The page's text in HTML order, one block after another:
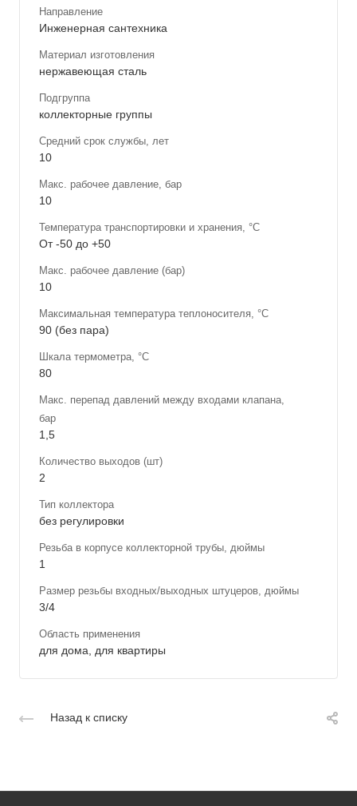
Направление
Инженерная сантехника
Материал изготовления
нержавеющая сталь
Подгруппа
коллекторные группы
Средний срок службы, лет
10
Макс. рабочее давление, бар
10
Температура транспортировки и хранения, °С
От -50 до +50
Макс. рабочее давление (бар)
10
Максимальная температура теплоносителя, °С
90 (без пара)
Шкала термометра, °С
80
Макс. перепад давлений между входами клапана,
бар
1,5
Количество выходов (шт)
2
Тип коллектора
без регулировки
Резьба в корпусе коллекторной трубы, дюймы
1
Размер резьбы входных/выходных штуцеров, дюймы
3/4
Область применения
для дома, для квартиры
Назад к списку